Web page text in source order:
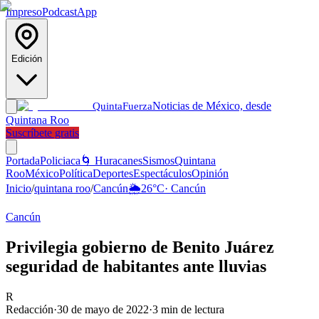
ImpresoPodcastApp
Edición
QuintaFuerzaNoticias de México, desde
Quintana Roo
Suscríbete gratis
PortadaPoliciaca 🌀 HuracanesSismosQuintana
RooMéxicoPolíticaDeportesEspectáculosOpinión
Inicio/quintana roo/Cancún🌦️26°C· Cancún
Cancún
Privilegia gobierno de Benito Juárez
seguridad de habitantes ante lluvias
R
Redacción·30 de mayo de 2022·3 min de lectura